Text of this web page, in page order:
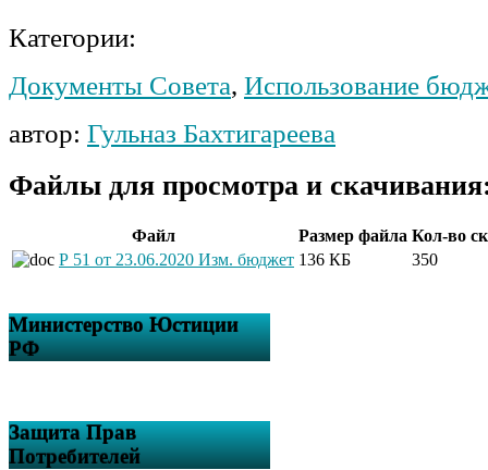
Категории:
Документы Совета, Использование
автор: Гульназ Бахтигареева
Файлы для просмотра и
Файл Размер файла Кол-во
Р 51 от 23.06.2020 Изм. бюджет 136 КБ 350
Министерство Юстиции
РФ
Защита Прав
Потребителей